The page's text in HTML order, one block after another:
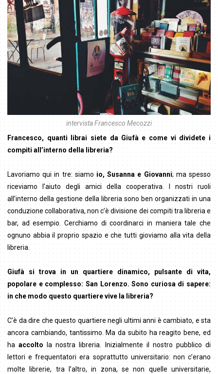
intervista Francesco Mecozzi
Francesco, quanti librai siete da Giufà e come vi dividete i
compiti all’interno della libreria?
Lavoriamo qui in tre: siamo io, Susanna e Giovanni; ma spesso
riceviamo l’aiuto degli amici della cooperativa. I nostri ruoli
all’interno della gestione della libreria sono ben organizzati in una
conduzione collaborativa, non c’è divisione dei compiti tra libreria e
bar, ad esempio. Cerchiamo di coordinarci in maniera tale che
ognuno abbia il proprio spazio e che tutti gioviamo alla vita della
libreria.
Giufà si trova in un quartiere dinamico, pulsante di vita,
popolare e complesso: San Lorenzo. Sono curiosa di sapere:
in che modo questo quartiere vive la libreria?
C’è da dire che questo quartiere negli ultimi anni è cambiato, e sta
ancora cambiando, tantissimo. Ma da subito ha reagito bene, ed
haaccoltola nostra libreria. Inizialmente il nostro pubblico di
lettori e frequentatori era soprattutto universitario: non c’erano
molte librerie, tra l’altro, in zona, se non quelle universitarie,